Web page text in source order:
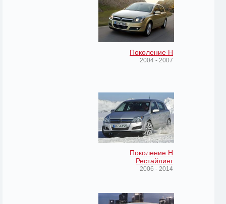
Поколение H
2004 - 2007
Поколение H
Рестайлинг
2006 - 2014